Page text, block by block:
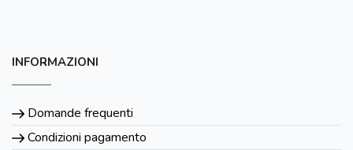
INFORMAZIONI
Domande frequenti
Condizioni pagamento